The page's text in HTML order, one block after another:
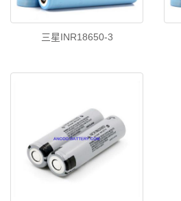
三星INR18650-3